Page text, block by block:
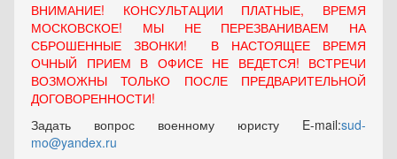
ВНИМАНИЕ! КОНСУЛЬТАЦИИ ПЛАТНЫЕ, ВРЕМЯ
МОСКОВСКОЕ! МЫ НЕ ПЕРЕЗВАНИВАЕМ НА
СБРОШЕННЫЕ ЗВОНКИ! В НАСТОЯЩЕЕ ВРЕМЯ
ОЧНЫЙ ПРИЕМ В ОФИСЕ НЕ ВЕДЕТСЯ! ВСТРЕЧИ
ВОЗМОЖНЫ ТОЛЬКО ПОСЛЕ ПРЕДВАРИТЕЛЬНОЙ
ДОГОВОРЕННОСТИ!
Задать вопрос военному юристу E-mail:sud-
mo@yandex.ru